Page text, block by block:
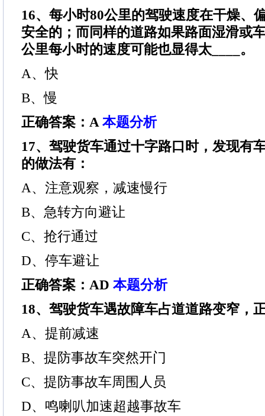
16、每小时80公里的驾驶速度在干燥、
安全的；而同样的道路如果路面湿滑或
公里每小时的速度可能也显得太____。
A、快
B、慢
正确答案：A 本题分析
17、驾驶货车通过十字路口时，发现有
的做法有：
A、注意观察，减速慢行
B、急转方向避让
C、抢行通过
D、停车避让
正确答案：AD 本题分析
18、驾驶货车遇故障车占道道路变窄，
A、提前减速
B、提防事故车突然开门
C、提防事故车周围人员
D、鸣喇叭加速超越事故车